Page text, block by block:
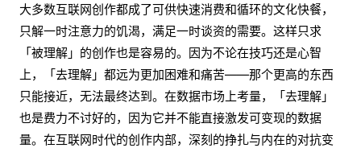
大多数互联网创作都成了可供快速消费和循环的文化快餐，
只解一时注意力的饥渴，满足一时谈资的需要。这样只求
「被理解」的创作也是容易的。因为不论在技巧还是心智
上，「去理解」都远为更加困难和痛苦——那个更高的东西
只能接近，无法最终达到。在数据市场上考量，「去理解」
也是费力不讨好的，因为它并不能直接激发可变现的数据
量。在互联网时代的创作内部，深刻的挣扎与内在的对抗变